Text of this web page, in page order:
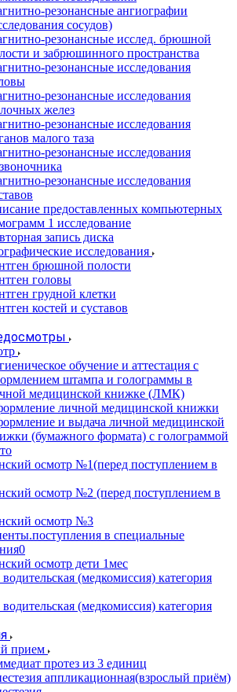
резонансные ангиографии
сосудов)
резонансные исслед. брюшной
и забрюшинного пространства
резонансные исследования
резонансные исследования
желез
резонансные исследования
малого таза
резонансные исследования
резонансные исследования
предоставленных компьютерных
1 исследование
запись диска
исследования
брюшной полости
головы
грудной клетки
костей и суставов
обучение и аттестация с
штампа и голограммы в
медицинской книжке (ЛМК)
личной медицинской книжки
и выдача личной медицинской
(бумажного формата) с голограммой
осмотр №1(перед поступлением в
осмотр №2 (перед поступлением в
осмотр №3
в специальные
осмотр дети 1мес
(медкомиссия) категория
(медкомиссия) категория
прием
протез из 3 единиц
аппликационная(взрослый приём)